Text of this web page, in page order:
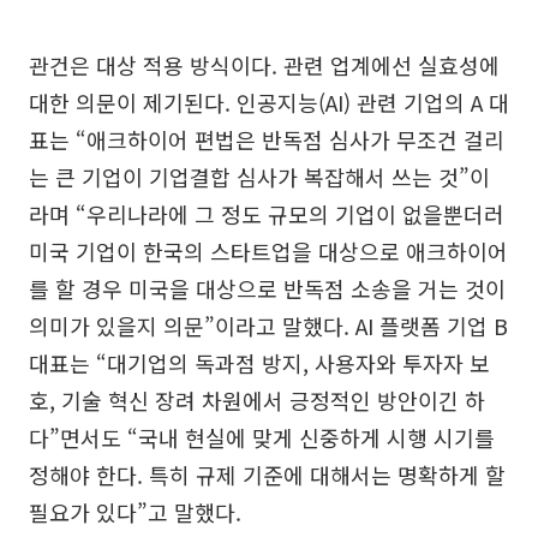
관건은 대상 적용 방식이다. 관련 업계에선 실효성에
대한 의문이 제기된다. 인공지능(AI) 관련 기업의 A 대
표는 “애크하이어 편법은 반독점 심사가 무조건 걸리
는 큰 기업이 기업결합 심사가 복잡해서 쓰는 것”이
라며 “우리나라에 그 정도 규모의 기업이 없을뿐더러
미국 기업이 한국의 스타트업을 대상으로 애크하이어
를 할 경우 미국을 대상으로 반독점 소송을 거는 것이
의미가 있을지 의문”이라고 말했다. AI 플랫폼 기업 B
대표는 “대기업의 독과점 방지, 사용자와 투자자 보
호, 기술 혁신 장려 차원에서 긍정적인 방안이긴 하
다”면서도 “국내 현실에 맞게 신중하게 시행 시기를
정해야 한다. 특히 규제 기준에 대해서는 명확하게 할
필요가 있다”고 말했다.